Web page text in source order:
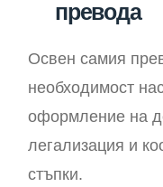
превода
Освен самия
необходимост
оформление на
легализация и
стъпки.